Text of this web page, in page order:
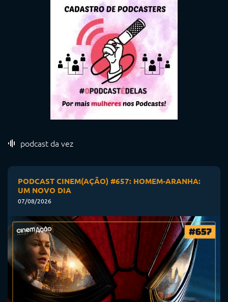
podcast da vez
PODCAST CINEM(AÇÃO) #657: HOMEM-ARANHA:
UM NOVO DIA
07/08/2026